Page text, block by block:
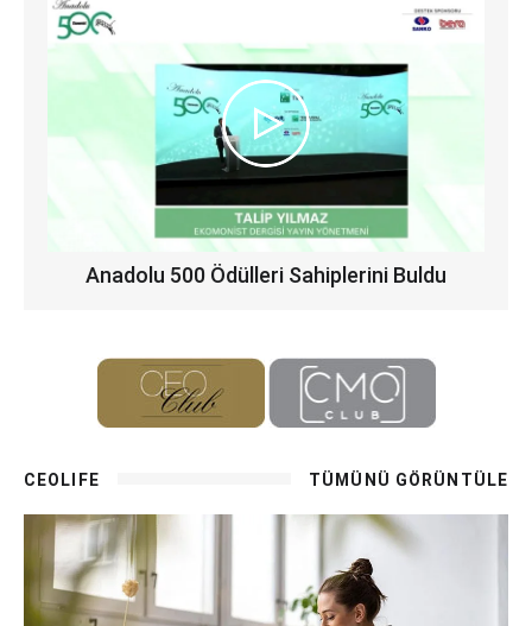
Anadolu 500 Ödülleri Sahiplerini Buldu
CEOLIFE TÜMÜNÜ GÖRÜNTÜLE